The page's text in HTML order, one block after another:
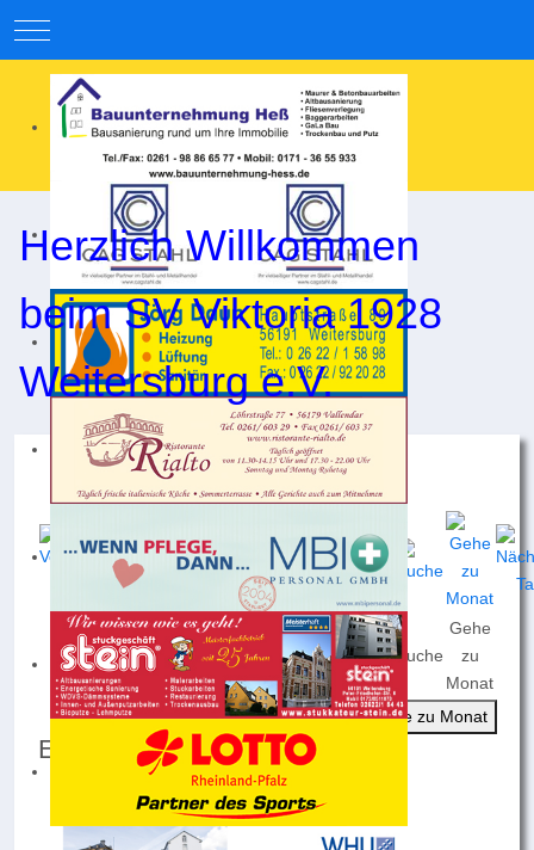
Mobile Menu Toggle
Herzlich Willkommen
beim SV Viktoria 1928
Weitersburg e.V.
Nach
Jahr
Nach
Monat
Nach
Woche
HeuteSuche
Gehe
zu
Monat
Gehe zu Monat
Events für
Mittwoch, 08. Oktober 2025
Keine Termine